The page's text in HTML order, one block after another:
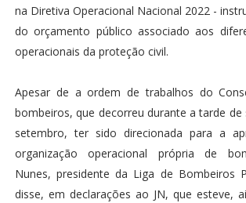
na Diretiva Operacional Nacional 2022 -
do orçamento público associado aos
operacionais da proteção civil.
Apesar de a ordem de trabalhos do
bombeiros, que decorreu durante a tarde de
setembro, ter sido direcionada para a
organização operacional própria de
Nunes, presidente da Liga de Bombeiros
disse, em declarações ao JN, que esteve,